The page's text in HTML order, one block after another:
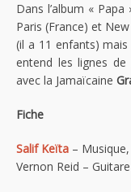
Dans l’album «
Paris (France) et
(il a 11 enfants)
entend les lignes
avec la Jamaïcaine
Fiche
Salif Keïta –
Vernon Reid – Guitare